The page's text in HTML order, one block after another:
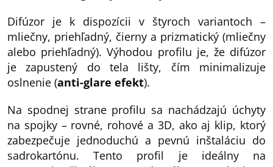
Difúzor je k dispozícii v štyroch variantoch –
mliečny, priehľadný, čierny a prizmatický (mliečny
alebo priehľadný). Výhodou profilu je, že difúzor
je zapustený do tela lišty, čím minimalizuje
oslnenie (anti-glare efekt).
Na spodnej strane profilu sa nachádzajú úchyty
na spojky – rovné, rohové a 3D, ako aj klip, ktorý
zabezpečuje jednoduchú a pevnú inštaláciu do
sadrokartónu. Tento profil je ideálny na